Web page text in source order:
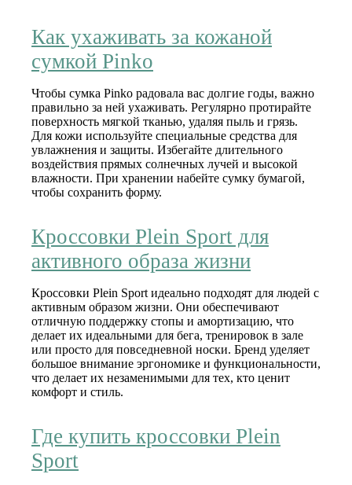
Как ухаживать за кожаной
сумкой Pinko
Чтобы сумка Pinko радовала вас долгие годы, важно
правильно за ней ухаживать. Регулярно протирайте
поверхность мягкой тканью, удаляя пыль и грязь.
Для кожи используйте специальные средства для
увлажнения и защиты. Избегайте длительного
воздействия прямых солнечных лучей и высокой
влажности. При хранении набейте сумку бумагой,
чтобы сохранить форму.
Кроссовки Plein Sport для
активного образа жизни
Кроссовки Plein Sport идеально подходят для людей с
активным образом жизни. Они обеспечивают
отличную поддержку стопы и амортизацию, что
делает их идеальными для бега, тренировок в зале
или просто для повседневной носки. Бренд уделяет
большое внимание эргономике и функциональности,
что делает их незаменимыми для тех, кто ценит
комфорт и стиль.
Где купить кроссовки Plein
Sport